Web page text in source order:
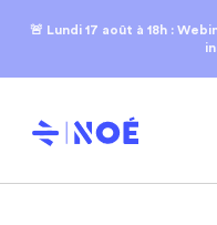
🚨 Lundi 17 août à 18h :